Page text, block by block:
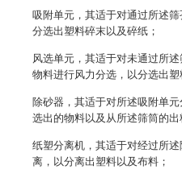
吸附单元，其适于对通过所述
分选出塑料碎末以及碎纸；
风选单元，其适于对未通过所
物料进行风力分选，以分选出塑
除砂器，其适于对所述吸附单
选出的物料以及从所述筛筒的
纸塑分离机，其适于对经过所
离，以分离出塑料以及布料；